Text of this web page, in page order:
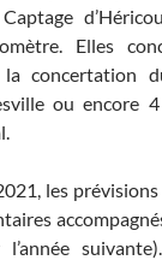
Elles
concertation
ou encore
les